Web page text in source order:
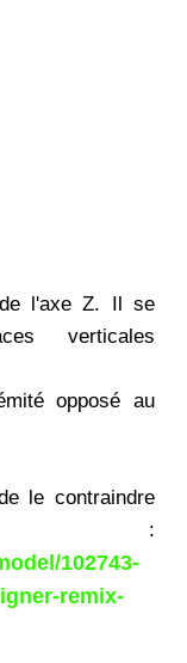
l'axe Z. Il se
verticales
opposé au
le contraindre
:
102743-
remix-